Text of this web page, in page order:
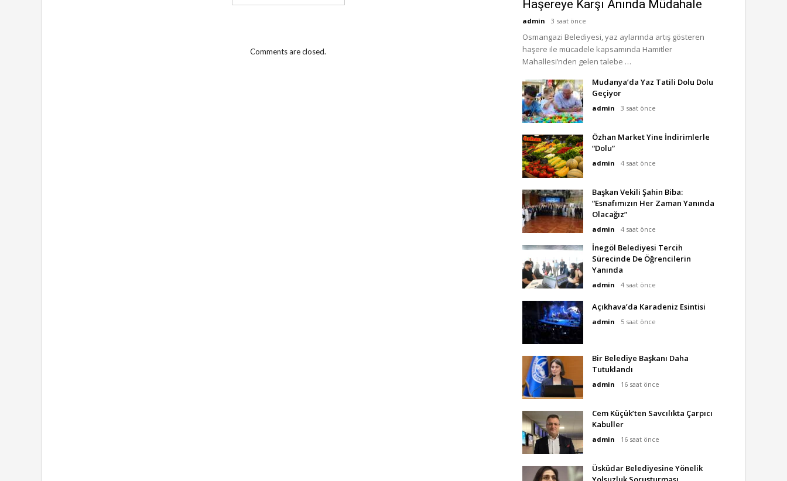
Comments are closed.
Haşereye Karşı Anında Müdahale
admin 3 saat önce
Osmangazi Belediyesi, yaz aylarında artış gösteren
haşere ile mücadele kapsamında Hamitler
Mahallesi’nden gelen talebe …
Mudanya’da Yaz Tatili Dolu Dolu
Geçiyor
admin 3 saat önce
Özhan Market Yine İndirimlerle
“Dolu”
admin 4 saat önce
Başkan Vekili Şahin Biba:
“Esnafımızın Her Zaman Yanında
Olacağız”
admin 4 saat önce
İnegöl Belediyesi Tercih
Sürecinde De Öğrencilerin
Yanında
admin 4 saat önce
Açıkhava’da Karadeniz Esintisi
admin 5 saat önce
Bir Belediye Başkanı Daha
Tutuklandı
admin 16 saat önce
Cem Küçük’ten Savcılıkta Çarpıcı
Kabuller
admin 16 saat önce
Üsküdar Belediyesine Yönelik